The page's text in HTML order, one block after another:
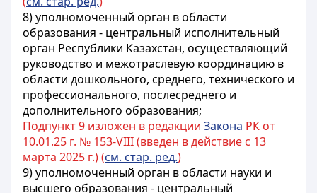
8) уполномоченный орган в области
образования - центральный исполнительный
орган Республики Казахстан, осуществляющий
руководство и межотраслевую координацию в
области дошкольного, среднего, технического и
профессионального, послесреднего и
дополнительного образования;
Подпункт 9 изложен в редакции Закона РК от
10.01.25 г. № 153-VIII (введен в действие с 13
марта 2025 г.) (см. стар. ред.)
9) уполномоченный орган в области науки и
высшего образования - центральный